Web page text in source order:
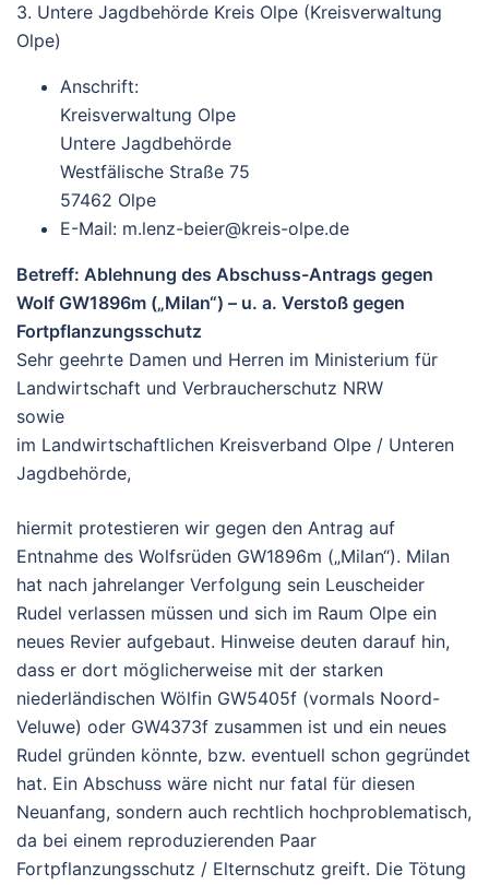
3. Untere Jagdbehörde Kreis Olpe (Kreisverwaltung
Olpe)
Anschrift:
Kreisverwaltung Olpe
Untere Jagdbehörde
Westfälische Straße 75
57462 Olpe
E-Mail: m.lenz-beier@kreis-olpe.de
Betreff: Ablehnung des Abschuss-Antrags gegen
Wolf GW1896m („Milan“) – u. a. Verstoß gegen
Fortpflanzungsschutz
Sehr geehrte Damen und Herren im Ministerium für
Landwirtschaft und Verbraucherschutz NRW
sowie
im Landwirtschaftlichen Kreisverband Olpe / Unteren
Jagdbehörde,
hiermit protestieren wir gegen den Antrag auf
Entnahme des Wolfsrüden GW1896m („Milan“). Milan
hat nach jahrelanger Verfolgung sein Leuscheider
Rudel verlassen müssen und sich im Raum Olpe ein
neues Revier aufgebaut. Hinweise deuten darauf hin,
dass er dort möglicherweise mit der starken
niederländischen Wölfin GW5405f (vormals Noord-
Veluwe) oder GW4373f zusammen ist und ein neues
Rudel gründen könnte, bzw. eventuell schon gegründet
hat. Ein Abschuss wäre nicht nur fatal für diesen
Neuanfang, sondern auch rechtlich hochproblematisch,
da bei einem reproduzierenden Paar
Fortpflanzungsschutz / Elternschutz greift. Die Tötung